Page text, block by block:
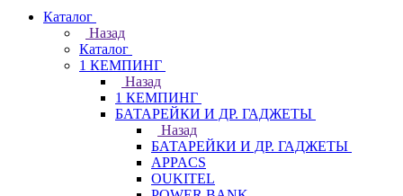
Каталог
Назад
Каталог
1 КЕМПИНГ
Назад
1 КЕМПИНГ
БАТАРЕЙКИ И ДР. ГАДЖЕТЫ
Назад
БАТАРЕЙКИ И ДР. ГАДЖЕТЫ
APPACS
OUKITEL